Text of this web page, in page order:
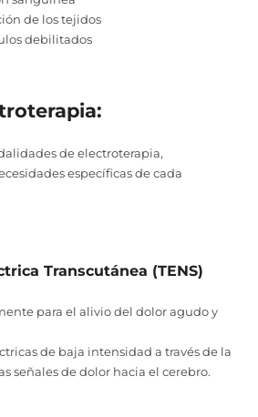
de los tejidos
debilitados
de electroterapia,
específicas de cada
Transcutánea (TENS)
para el alivio del dolor agudo y
de baja intensidad a través de la
señales de dolor hacia el cerebro.